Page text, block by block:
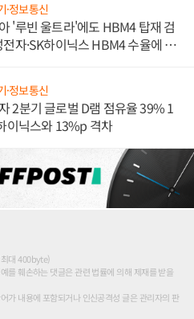
·정보통신
'루빈 울트라'에도 HBM4 탑재 검
자·SK하이닉스 HBM4 수율에 주
·정보통신
2분기 글로벌 D램 점유율 39% 1
이닉스와 13%p 격차
대 400byte)
를 훼손하는 댓글은 관련 법률에 의해 제재를 받을
가 내용에 포함되거나 인신공격성 글은 관리자의 판